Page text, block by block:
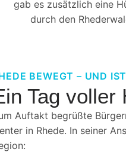
gab es zusätzlich eine
durch den
BEWEGT – UND
Tag voller
Auftakt begrüßte
in Rhede. In seiner